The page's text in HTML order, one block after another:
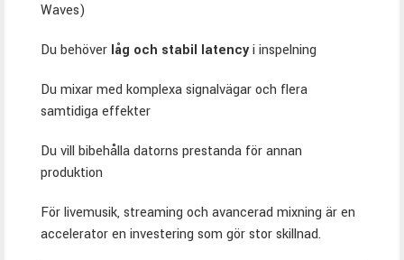
Waves)
Du behöver låg och stabil latencyi inspelning
Du mixar med komplexa signalvägar och flera
samtidiga effekter
Du vill bibehålla datorns prestanda för annan
produktion
För livemusik, streaming och avancerad mixning är en
accelerator en investering som gör stor skillnad.